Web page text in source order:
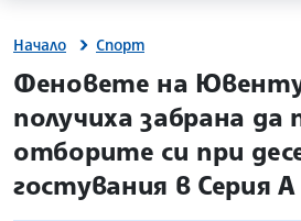
Начало Спорт
site.bta
Феновете на
получиха забрана да
отборите си при
гостувания в Серия А